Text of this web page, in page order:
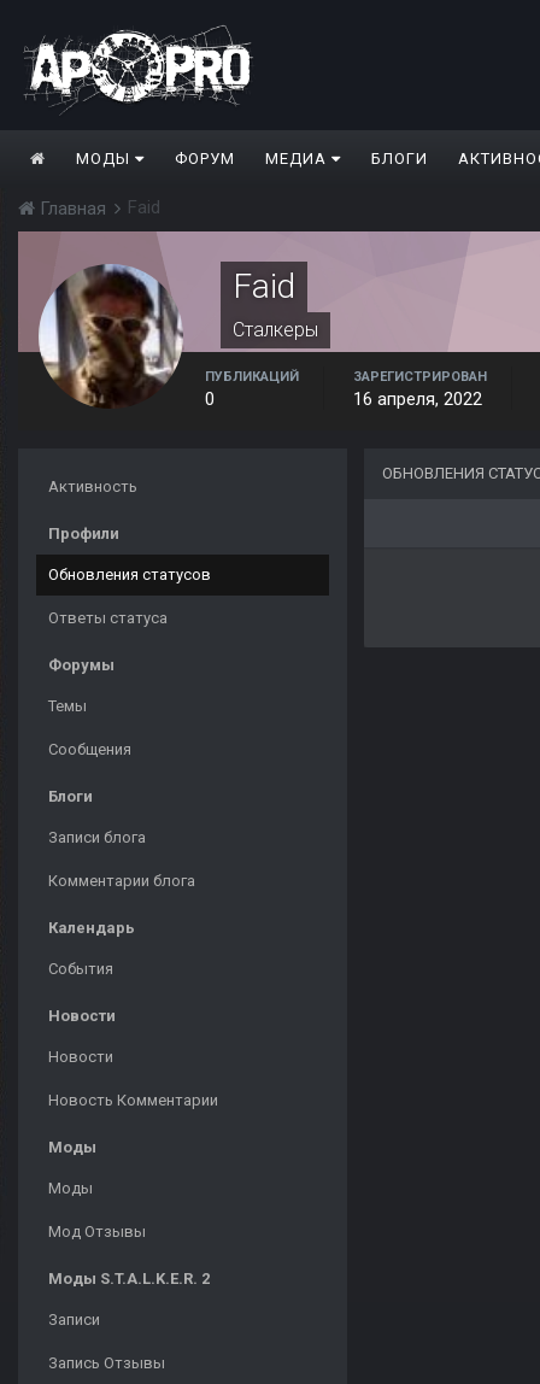
МОДЫ ФОРУМ МЕДИА БЛОГИ
Главная Faid
Faid
Сталкеры
ПУБЛИКАЦИЙ
0
ЗАРЕГИСТРИРОВАН
16 апреля, 2022
Активность
Профили
Обновления статусов
Ответы статуса
Форумы
Темы
Сообщения
Блоги
Записи блога
Комментарии блога
Календарь
События
Новости
Новости
Новость Комментарии
Моды
Моды
Мод Отзывы
Моды S.T.A.L.K.E.R. 2
Записи
Запись Отзывы
ОБНОВЛЕНИЯ